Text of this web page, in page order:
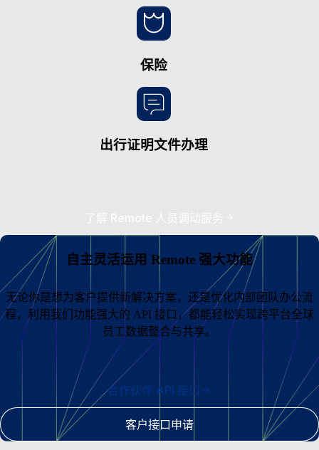
保险
出行证明文件办理
了解 Remote 人员调动服务
自主灵活运用 Remote 强大功能
无论你是想为客户提供新解决方案，还是优化内部团队办公流
程，利用我们功能强大的 API 接口，都能轻松实现跨平台全球
员工数据整合与共享。
合作伙伴 API 接口
客户接口申请